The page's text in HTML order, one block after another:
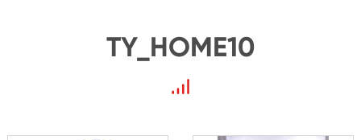
TY_HOME10